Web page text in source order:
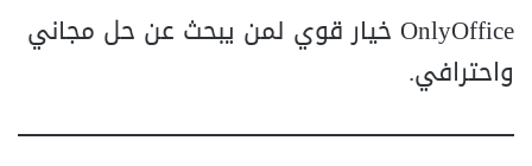
OnlyOffice خيار قوي لمن يبحث عن حل مجاني
واحترافي.